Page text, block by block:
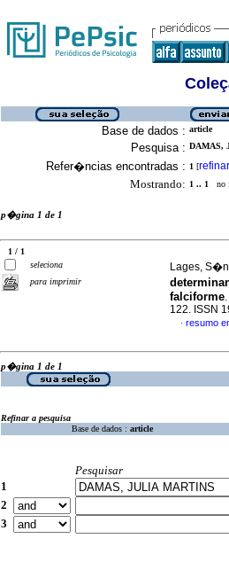
Base de dados : article
Pesquisa : DAMAS,
Refer�ncias encontradas : 1 [refinar
Mostrando: 1 .. 1 no
p�gina 1 de 1
1 / 1
seleciona
para imprimir
Lages,
falciforme.
122. ISSN
· resumo
p�gina 1 de 1
Refinar a pesquisa
Base de dados : article
Pesquisar
1
2
3